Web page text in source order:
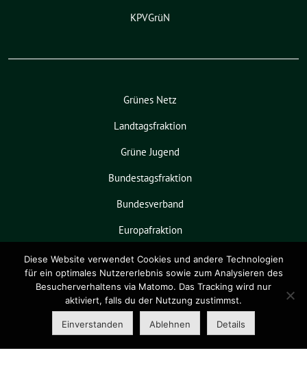
KPVGrüN
Grünes Netz
Landtagsfraktion
Grüne Jugend
Bundestagsfraktion
Bundesverband
Europafraktion
KPVGrüN
Grüne Niedersachsen benutzt das
freie grüne Themesunflower
‐ ein
Angebot derverdigado eG.
Diese Website verwendet Cookies und andere Technologien
für ein optimales Nutzererlebnis sowie zum Analysieren des
Besucherverhaltens via Matomo. Das Tracking wird nur
aktiviert, falls du der Nutzung zustimmst.
Einverstanden Ablehnen Details